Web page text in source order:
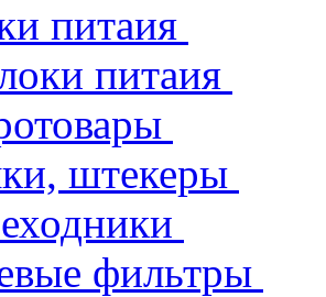
питаия
питаия
штекеры
фильтры